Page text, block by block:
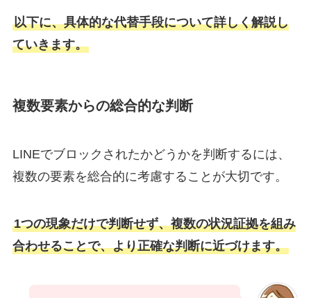
以下に、具体的な代替手段について詳しく解説し
ていきます。
複数要素からの総合的な判断
LINEでブロックされたかどうかを判断するには、
複数の要素を総合的に考慮することが大切です。
1つの現象だけで判断せず、複数の状況証拠を組み
合わせることで、より正確な判断に近づけます。